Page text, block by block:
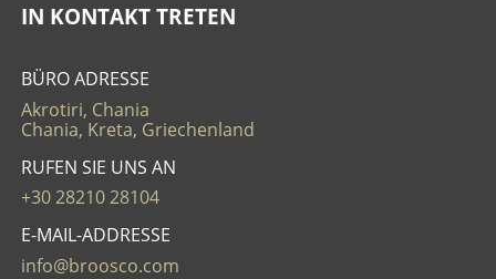
IN KONTAKT TRETEN
BÜRO ADRESSE
Akrotiri, Chania
Chania, Kreta, Griechenland
RUFEN SIE UNS AN
+30 28210 28104
E-MAIL-ADDRESSE
info@broosco.com